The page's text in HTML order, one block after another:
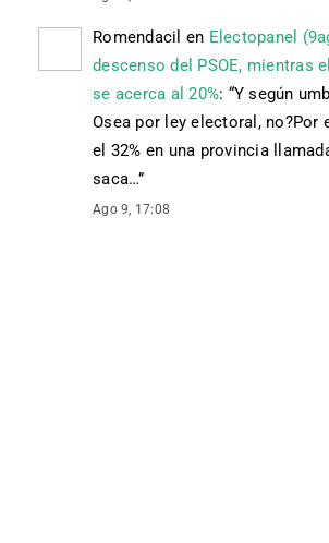
Romendacil en Electopanel
descenso del PSOE, mientras
se acerca al 20%: “Y según
Osea por ley electoral, no?Por
el 32% en una provincia
saca…”
Ago 9, 17:08